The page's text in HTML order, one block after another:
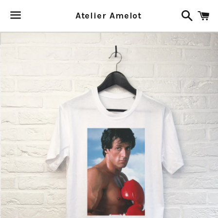
Menu
Atelier Amelot